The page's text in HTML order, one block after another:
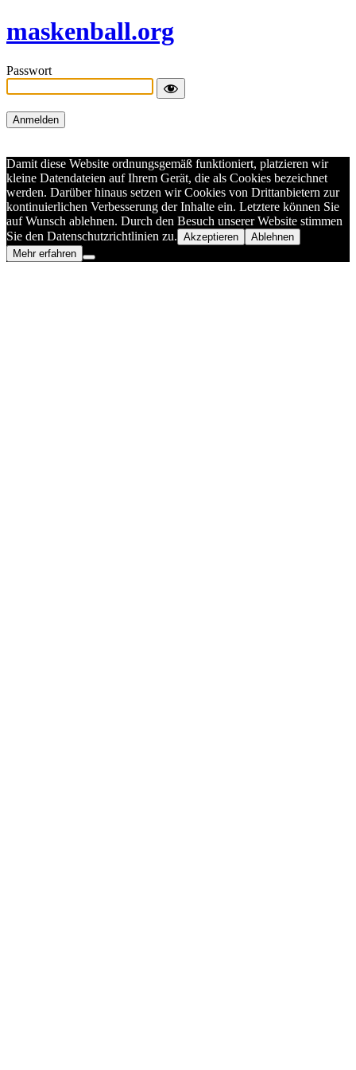
maskenball.org
Passwort
Damit diese Website ordnungsgemäß funktioniert, platzieren wir
kleine Datendateien auf Ihrem Gerät, die als Cookies bezeichnet
werden. Darüber hinaus setzen wir Cookies von Drittanbietern zur
kontinuierlichen Verbesserung der Inhalte ein. Letztere können Sie
auf Wunsch ablehnen. Durch den Besuch unserer Website stimmen
Sie den Datenschutzrichtlinien zu. Akzeptieren
Ablehnen
Mehr erfahren